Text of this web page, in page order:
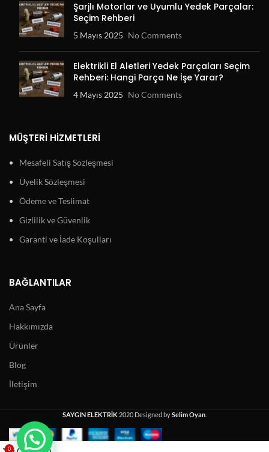
Şarjlı Motorlar ve Uyumlu Yedek Parçalar:
Seçim Rehberi
5 Mayıs 2025 No Comments
Elektrikli El Aletleri Yedek Parçaları Seçim
Rehberi: Hangi Parça Ne İşe Yarar?
4 Mayıs 2025 No Comments
MÜŞTERI HIZMETLERI
Mesafeli Satış Sözleşmesi
Üyelik Sözleşmesi
Ödeme ve Teslimat
Gizlilik ve Güvenlik
Garanti ve İade Koşulları
BAĞLANTILAR
Ana Sayfa
Hakkımızda
Ürünler
Blog
İletişim
SAYGIN ELEKTRİK 2020 Designed bySelim Oyan
0